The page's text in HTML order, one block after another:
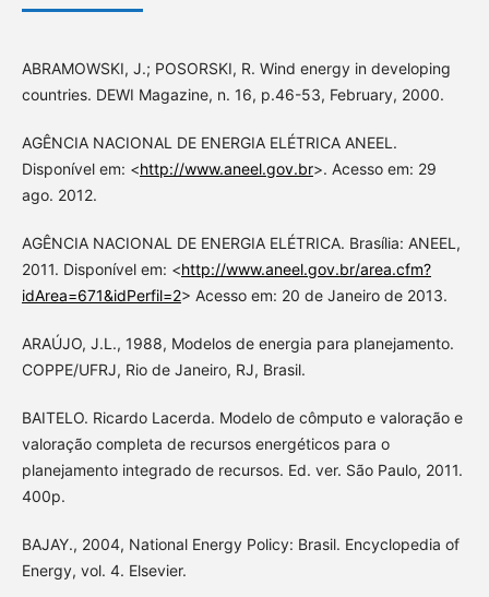
ABRAMOWSKI, J.; POSORSKI, R. Wind energy in developing
countries. DEWI Magazine, n. 16, p.46-53, February, 2000.
AGÊNCIA NACIONAL DE ENERGIA ELÉTRICA ANEEL.
Disponível em: <http://www.aneel.gov.br>. Acesso em: 29
ago. 2012.
AGÊNCIA NACIONAL DE ENERGIA ELÉTRICA. Brasília: ANEEL,
2011. Disponível em: <http://www.aneel.gov.br/area.cfm?
idArea=671&idPerfil=2> Acesso em: 20 de Janeiro de 2013.
ARAÚJO, J.L., 1988, Modelos de energia para planejamento.
COPPE/UFRJ, Rio de Janeiro, RJ, Brasil.
BAITELO. Ricardo Lacerda. Modelo de cômputo e valoração e
valoração completa de recursos energéticos para o
planejamento integrado de recursos. Ed. ver. São Paulo, 2011.
400p.
BAJAY., 2004, National Energy Policy: Brasil. Encyclopedia of
Energy, vol. 4. Elsevier.